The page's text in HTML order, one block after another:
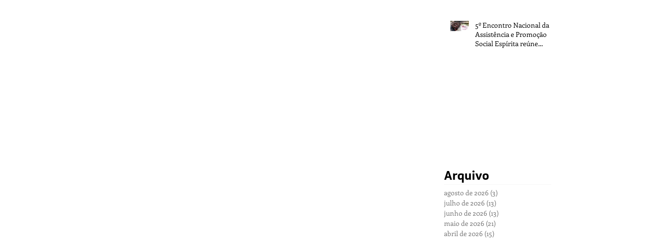
5º Encontro Nacional da
Assistência e Promoção
Social Espírita reúne
Arquivo
agosto de 2026 (3)
julho de 2026 (13)
junho de 2026 (13)
maio de 2026 (21)
abril de 2026 (15)